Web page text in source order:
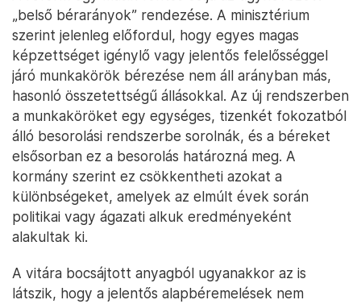
„belső bérarányok” rendezése. A minisztérium
szerint jelenleg előfordul, hogy egyes magas
képzettséget igénylő vagy jelentős felelősséggel
járó munkakörök bérezése nem áll arányban más,
hasonló összetettségű állásokkal. Az új rendszerben
a munkaköröket egy egységes, tizenkét fokozatból
álló besorolási rendszerbe sorolnák, és a béreket
elsősorban ez a besorolás határozná meg. A
kormány szerint ez csökkentheti azokat a
különbségeket, amelyek az elmúlt évek során
politikai vagy ágazati alkuk eredményeként
alakultak ki.
A vitára bocsájtott anyagból ugyanakkor az is
látszik, hogy a jelentős alapbéremelések nem